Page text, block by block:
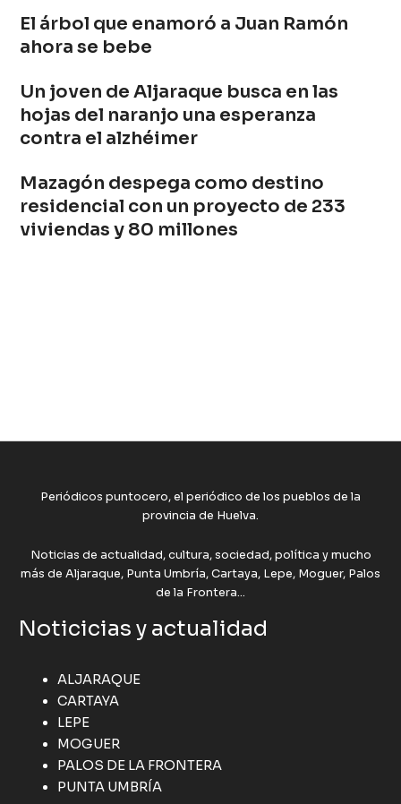
El árbol que enamoró a Juan Ramón
ahora se bebe
Un joven de Aljaraque busca en las
hojas del naranjo una esperanza
contra el alzhéimer
Mazagón despega como destino
residencial con un proyecto de 233
viviendas y 80 millones
Periódicos puntocero, el periódico de los pueblos de la
provincia de Huelva.
Noticias de actualidad, cultura, sociedad, política y mucho
más de Aljaraque, Punta Umbría, Cartaya, Lepe, Moguer, Palos
de la Frontera...
Noticicias y actualidad
ALJARAQUE
CARTAYA
LEPE
MOGUER
PALOS DE LA FRONTERA
PUNTA UMBRÍA